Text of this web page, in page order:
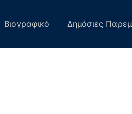
Βιογραφικό Δημόσιες